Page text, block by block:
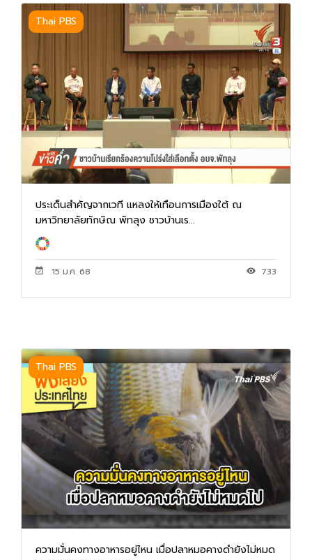
Thai PBS
ประเด็นสำคัญจากเวที แหลงให้เทือนการเมืองใต้ ณ
มหาวิทยาลัยทักษิณ พัทลุง ชาวบ้านเร...
15 ม.ค. 68 733
Thai PBS
ความมั่นคงทางอาหารอยู่ไหน เมื่อปลาหมอคางดำยังไม่หมด